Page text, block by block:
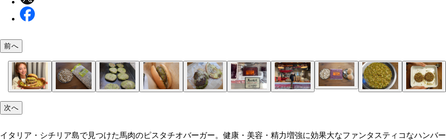
前へ
次へ
イタリア・シチリア島で見つけた馬肉のピスタチオバーガー。健康・美容・精力増強に効果大なファンタスティコなハンバ